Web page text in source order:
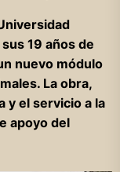
19 años de
nuevo módulo
La obra,
y el servicio a la
apoyo del